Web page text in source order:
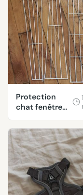
Protection
chat fenêtre
oscillo-
battante
1